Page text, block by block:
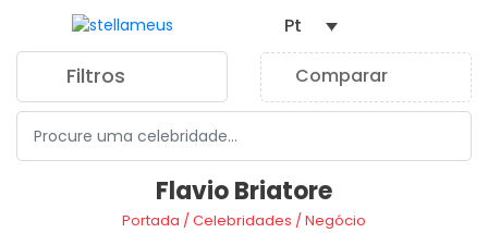
Filtros Comparar
Pt
Flavio Briatore
Portada /Celebridades /Negócio